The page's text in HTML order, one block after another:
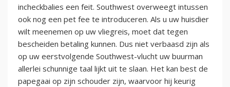
incheckbalies een feit. Southwest overweegt intussen
ook nog een pet fee te introduceren. Als u uw huisdier
wilt meenemen op uw vliegreis, moet dat tegen
bescheiden betaling kunnen. Dus niet verbaasd zijn als
op uw eerstvolgende Southwest-vlucht uw buurman
allerlei schunnige taal lijkt uit te slaan. Het kan best de
papegaai op zijn schouder zijn, waarvoor hij keurig